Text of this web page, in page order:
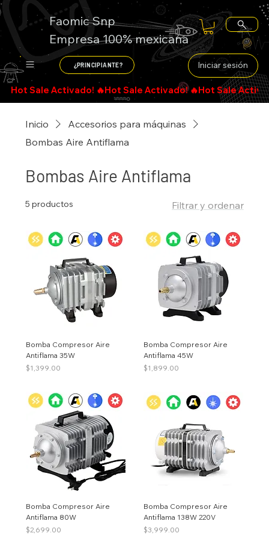
Faomic Snp
Empresa 100% mexicana
¿PRINCIPIANTE? Iniciar sesión
Inicio
Accesorios para máquinas
Bombas Aire Antiflama
Bombas Aire Antiflama
5 productos Filtrar y ordenar
Bomba Compresor Aire
Antiflama 35W
Precio
$1,399.00
Bomba Compresor Aire
Antiflama 45W
Precio
$1,899.00
Bomba Compresor Aire
Antiflama 80W
Precio
$2,699.00
Bomba Compresor Aire
Antiflama 138W 220V
Precio
$3,999.00